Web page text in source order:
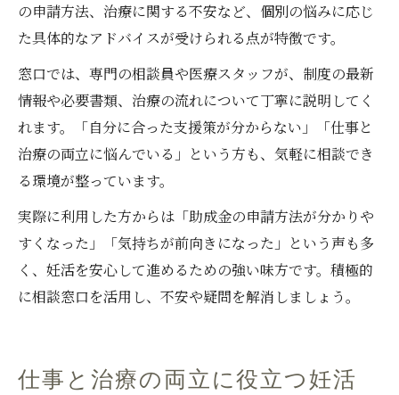
の申請方法、治療に関する不安など、個別の悩みに応じ
た具体的なアドバイスが受けられる点が特徴です。
窓口では、専門の相談員や医療スタッフが、制度の最新
情報や必要書類、治療の流れについて丁寧に説明してく
れます。「自分に合った支援策が分からない」「仕事と
治療の両立に悩んでいる」という方も、気軽に相談でき
る環境が整っています。
実際に利用した方からは「助成金の申請方法が分かりや
すくなった」「気持ちが前向きになった」という声も多
く、妊活を安心して進めるための強い味方です。積極的
に相談窓口を活用し、不安や疑問を解消しましょう。
仕事と治療の両立に役立つ妊活